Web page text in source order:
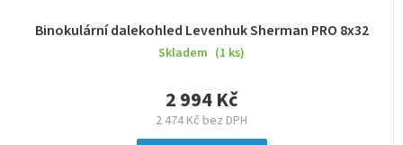
Binokulární dalekohled Levenhuk Sherman PRO 8x32
Skladem (1 ks)
2 474 Kč bez DPH
2 994 Kč